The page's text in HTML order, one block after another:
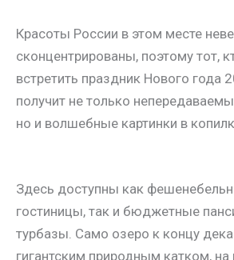
Красоты России в этом месте
сконцентрированы, поэтому тот,
встретить праздник Нового года
получит не только
но и волшебные картинки в
Здесь доступны как
гостиницы, так и бюджетные
турбазы. Само озеро к концу
гигантским природным катком,